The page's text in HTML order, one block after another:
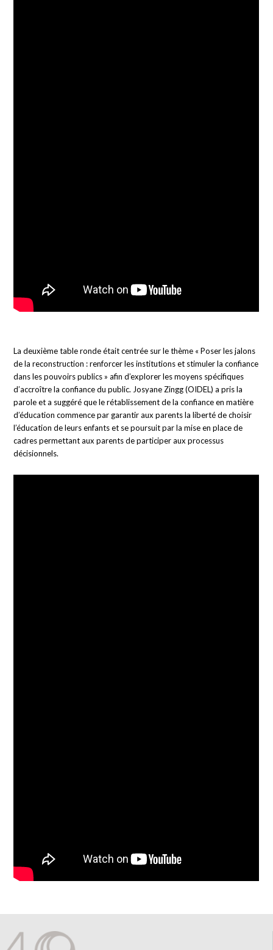
La deuxième table ronde était centrée sur le thème « Poser les jalons
de la reconstruction : renforcer les institutions et stimuler la confiance
dans les pouvoirs publics » afin d’explorer les moyens spécifiques
d’accroître la confiance du public. Josyane Zingg (OIDEL) a pris la
parole et a suggéré que le rétablissement de la confiance en matière
d’éducation commence par garantir aux parents la liberté de choisir
l’éducation de leurs enfants et se poursuit par la mise en place de
cadres permettant aux parents de participer aux processus
décisionnels.